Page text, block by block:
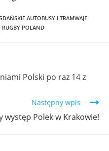
AUTOBUSY I TRAMWAJE
RUGBY POLAND
Polski po raz 14 z
Następny wpis
występ Polek w Krakowie!